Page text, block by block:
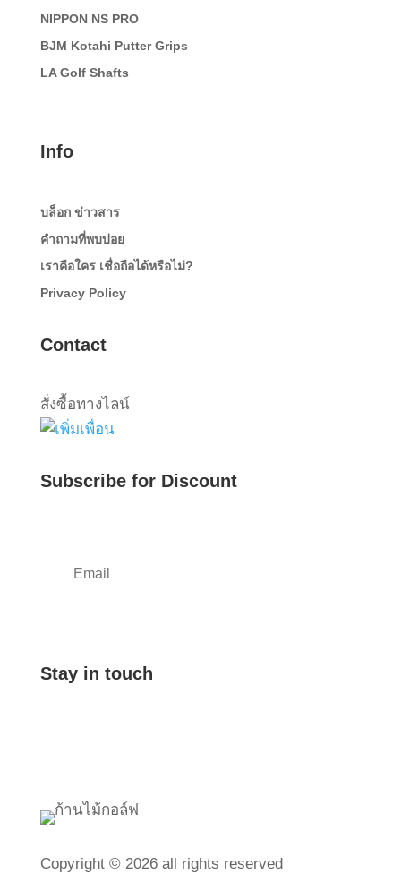
NIPPON NS PRO
BJM Kotahi Putter Grips
LA Golf Shafts
Info
บล็อก ข่าวสาร
คำถามที่พบบ่อย
เราคือใคร เชื่อถือได้หรือไม่?
Privacy Policy
Contact
สั่งซื้อทางไลน์
Subscribe for Discount
Stay in touch
Copyright © 2026 all rights reserved